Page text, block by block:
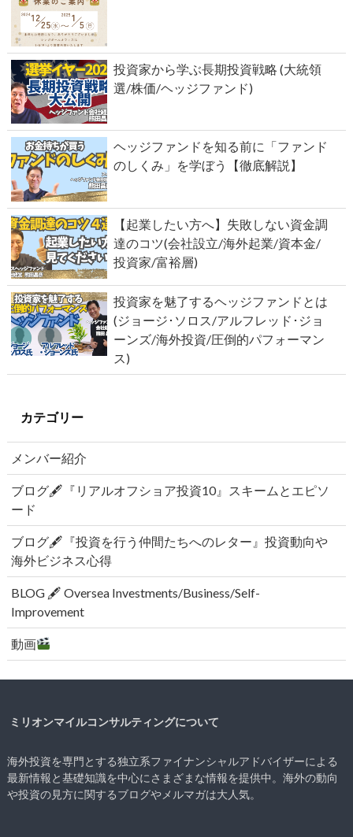
投資家から学ぶ長期投資戦略 (大統領
選/株価/ヘッジファンド)
ヘッジファンドを知る前に「ファンド
のしくみ」を学ぼう【徹底解説】
【起業したい方へ】失敗しない資金調
達のコツ(会社設立/海外起業/資本金/
投資家/富裕層)
投資家を魅了するヘッジファンドとは
(ジョージ･ソロス/アルフレッド･ジョ
ーンズ/海外投資/圧倒的パフォーマン
ス)
カテゴリー
メンバー紹介
ブログ🖋『リアルオフショア投資10』スキームとエピソ
ード
ブログ🖋『投資を行う仲間たちへのレター』投資動向や
海外ビジネス心得
BLOG 🖋 Oversea Investments/Business/Self-
Improvement
動画
ミリオンマイルコンサルティングについて
海外投資を専門とする独立系ファイナンシャルアドバイザーによる
最新情報と基礎知識を中心にさまざまな情報を提供中。海外の動向
や投資の見方に関するブログやメルマガは大人気。